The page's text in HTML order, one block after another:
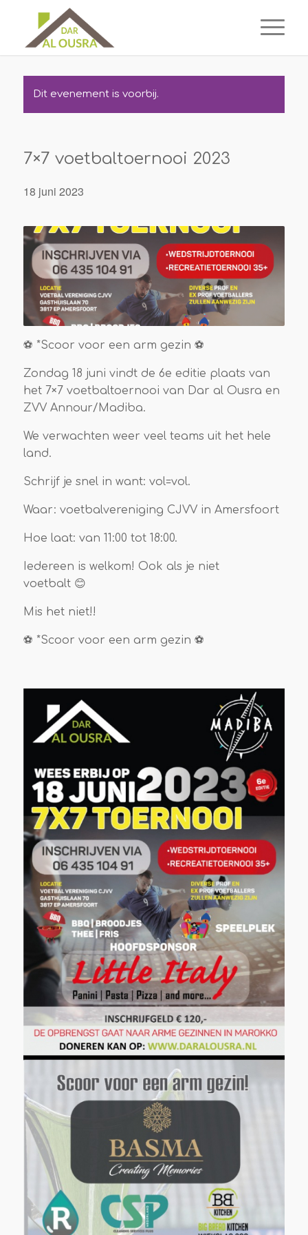
Dit evenement is voorbij.
7×7 voetbaltoernooi 2023
18 juni 2023
⚽ *Scoor voor een arm gezin ⚽
Zondag 18 juni vindt de 6e editie plaats van
het 7×7 voetbaltoernooi van Dar al Ousra en
ZVV Annour/Madiba.
We verwachten weer veel teams uit het hele
land.
Schrijf je snel in want: vol=vol.
Waar: voetbalvereniging CJVV in Amersfoort
Hoe laat: van 11:00 tot 18:00.
Iedereen is welkom! Ook als je niet
voetbalt 😊
Mis het niet!!
⚽ *Scoor voor een arm gezin ⚽